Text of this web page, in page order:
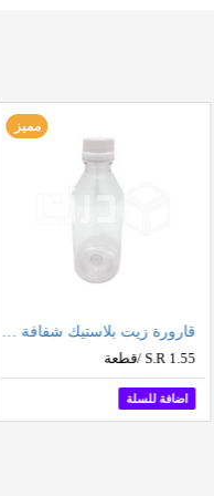
مميز
قارورة زيت بلاستيك شفافة - مقاسات متعددة
S.R 1.55 /قطعة
اضافة للسلة